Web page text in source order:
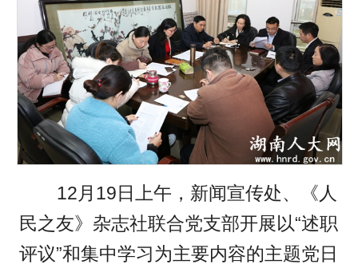
12月19日上午，新闻宣传处、《人
民之友》杂志社联合党支部开展以“述职
评议”和集中学习为主要内容的主题党日